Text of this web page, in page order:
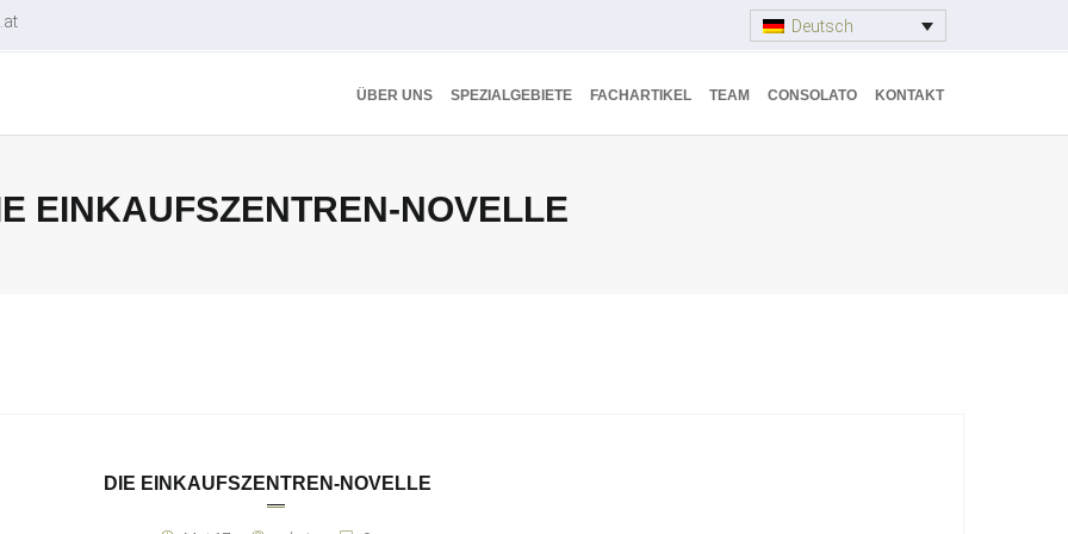
Deutsch
ÜBER UNS SPEZIALGEBIETE FACHARTIKEL TEAM CONSOLATO KONTAKT
EINKAUFSZENTREN-NOVELLE
DIE EINKAUFSZENTREN-NOVELLE